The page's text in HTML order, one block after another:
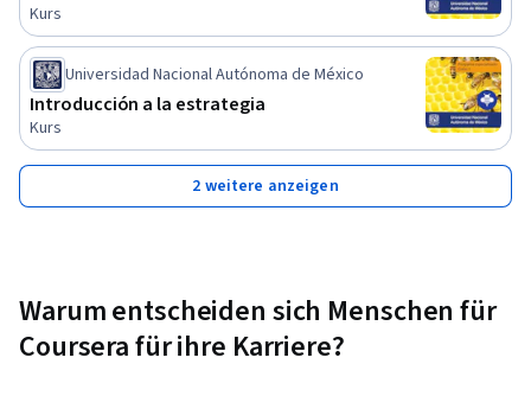
Kurs
Universidad Nacional Autónoma de México
Introducción a la estrategia
Kurs
2 weitere anzeigen
Warum entscheiden sich Menschen für
Coursera für ihre Karriere?